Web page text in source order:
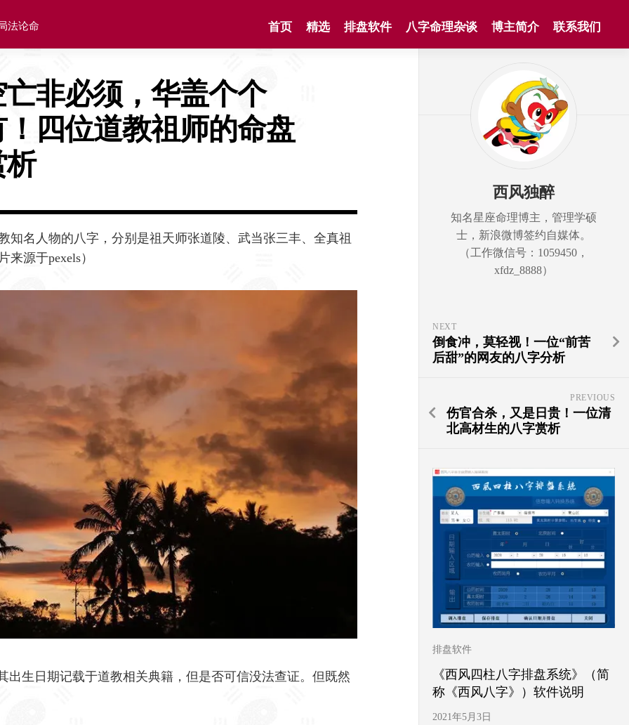
法论命 首页 精选 排盘软件 八字命理杂谈 博主简介 联系我们
亡非必须，华盖个个
！四位道教祖师的命盘
析
知名人物的八字，分别是祖天师张道陵、武当张三丰、全真祖
源于pexels）
出生日期记载于道教相关典籍，但是否可信没法查证。但既然
西风独醉
知名星座命理博主，管理学硕
士，新浪微博签约自媒体。
（工作微信号：1059450，
xfdz_8888）
NEXT
倒食冲，莫轻视！一位“前苦
后甜”的网友的八字分析
PREVIOUS
伤官合杀，又是日贵！一位清
北高材生的八字赏析
排盘软件
《西风四柱八字排盘系统》（简
称《西风八字》）软件说明
2021年5月3日